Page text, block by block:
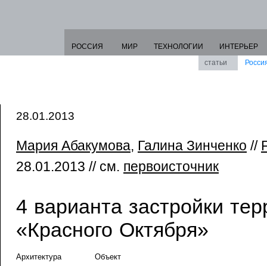
РОССИЯ МИР ТЕХНОЛОГИИ
ИНТЕРЬЕР
статьи
28.01.2013
Мария Абакумова, Галина Зинченко //
28.01.2013 // см. первоисточник
4 варианта застройки
«Красного Октября»
Архитектура Объект